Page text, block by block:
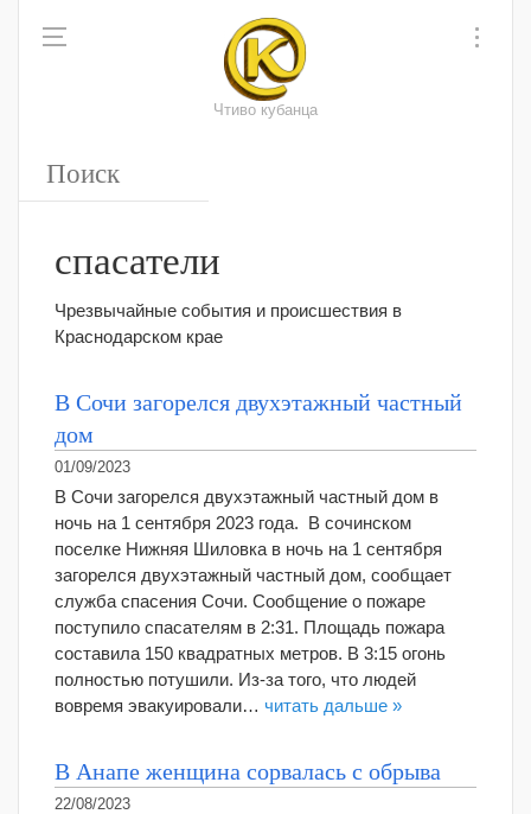
Чтиво кубанца
спасатели
Чрезвычайные события и происшествия в
Краснодарском крае
В Сочи загорелся двухэтажный частный
дом
01/09/2023
В Сочи загорелся двухэтажный частный дом в
ночь на 1 сентября 2023 года. В сочинском
поселке Нижняя Шиловка в ночь на 1 сентября
загорелся двухэтажный частный дом, сообщает
служба спасения Сочи. Сообщение о пожаре
поступило спасателям в 2:31. Площадь пожара
составила 150 квадратных метров. В 3:15 огонь
полностью потушили. Из-за того, что людей
вовремя эвакуировали… читать дальше »
В Анапе женщина сорвалась с обрыва
22/08/2023